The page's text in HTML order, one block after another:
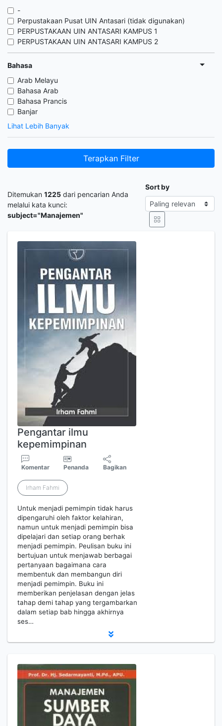
-
Perpustakaan Pusat UIN Antasari (tidak digunakan)
PERPUSTAKAAN UIN ANTASARI KAMPUS 1
PERPUSTAKAAN UIN ANTASARI KAMPUS 2
Bahasa
Arab Melayu
Bahasa Arab
Bahasa Prancis
Banjar
Lihat Lebih Banyak
Terapkan Filter
Ditemukan 1225 dari pencarian Anda
melalui kata kunci:
subject="Manajemen"
Sort by
Pengantar ilmu
kepemimpinan
Komentar Penanda Bagikan
Irham Fahmi
Untuk menjadi pemimpin tidak harus
dipengaruhi oleh faktor kelahiran,
namun untuk menjadi pemimpin bisa
dipelajari dan setiap orang berhak
menjadi pemimpin. Peulisan buku ini
bertujuan untuk menjawab berbagai
pertanyaan bagaimana cara
membentuk dan membangun diri
menjadi pemimpin. Buku ini
memberikan penjelasan dengan jelas
tahap demi tahap yang tergambarkan
dalam setiap bab hingga akhirnya
ses…